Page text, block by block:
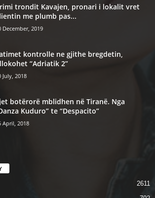
trondit Kavajen, pronari i lokalit vret
me plumb pas...
December, 2019
kontrolle ne gjithe bregdetin,
“Adriatik 2”
July, 2018
botërorë mblidhen në Tiranë. Nga
Kuduro” te “Despacito”
April, 2018
2611